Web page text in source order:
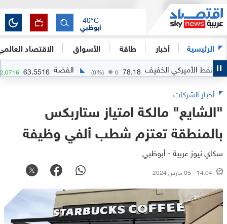
الرئيسية أخبار طاقة الأسواق الاقتصاد
أبوظبي
40°C
الأميركي الخفيف 78.18
0
0 %) الفضة 63.5516
+ 2.0716
%)
أخبار الشركات
"الشايع" مالكة امتياز ستاربكس
بالمنطقة تعتزم شطب ألفي وظيفة
سكاي نيوز عربية - أبوظبي
14:04 - 05 مارس 2024